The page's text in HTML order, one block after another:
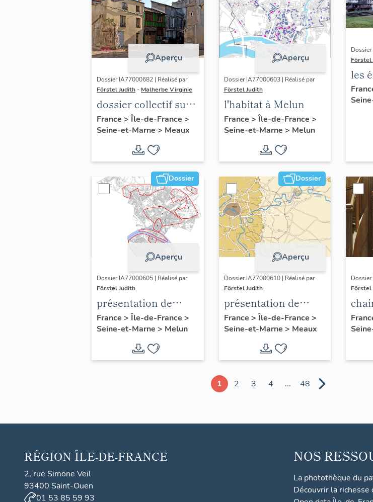
Aperçu
Dossier IA77000682 | Réalisé par
Förstel Judith - Malherbe Virginie
dossier collectif sur
les cours communes
du Faubourg Saint-
France > Île-de-France >
Seine-et-Marne > Meaux
Aperçu
Dossier IA77000603 | Réalisé par
Förstel Judith
l'habitat à Melun
France > Île-de-France >
Seine-et-Marne > Melun
Dossier
Förstel
les
Dossier
Aperçu
Dossier IA77000605 | Réalisé par
Förstel Judith
présentation de
l'étude du
patrimoine de Melun
France > Île-de-France >
Seine-et-Marne > Melun
Dossier
Aperçu
Dossier IA77000610 | Réalisé par
Förstel Judith
présentation de
l'étude du
patrimoine de
France > Île-de-France >
Seine-et-Marne > Meaux
Förstel
1 2 3 4 ... 48
RÉGION ÎLE-DE-FRANCE
2, rue Simone Veil
93400 Saint-Ouen
01 53 85 59 93
NOS
La photothèque du
Découvrir la